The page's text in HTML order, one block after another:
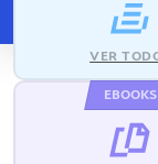
VER
EBOOKS